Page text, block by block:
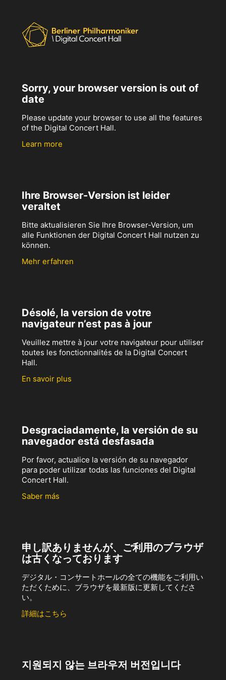
Sorry, your browser version is out of
date
Please update your browser to use all the features
of the Digital Concert Hall.
Learn more
Ihre Browser-Version ist leider
veraltet
Bitte aktualisieren Sie Ihre Browser-Version, um
alle Funktionen der Digital Concert Hall nutzen zu
können.
Mehr erfahren
Désolé, la version de votre
navigateur n’est pas à jour
Veuillez mettre à jour votre navigateur pour utiliser
toutes les fonctionnalités de la Digital Concert
Hall.
En savoir plus
Desgraciadamente, la versión de su
navegador está desfasada
Por favor, actualice la versión de su navegador
para poder utilizar todas las funciones del Digital
Concert Hall.
Saber más
申し訳ありませんが、ご利用のブラウザ
は古くなっております
デジタル・コンサートホールの全ての機能をご利用い
ただくために、ブラウザを最新版に更新してくださ
い。
詳細はこちら
지원되지 않는 브라우저 버전입니다